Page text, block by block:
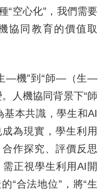
“空心化”，我們需要
協同教育的價值取
機”到“師—（生—
人機協同背景下“師
本共識，學生和AI
為現實，學生利用
作探究、評價反思
正視學生利用AI開
“合法地位”，將“生